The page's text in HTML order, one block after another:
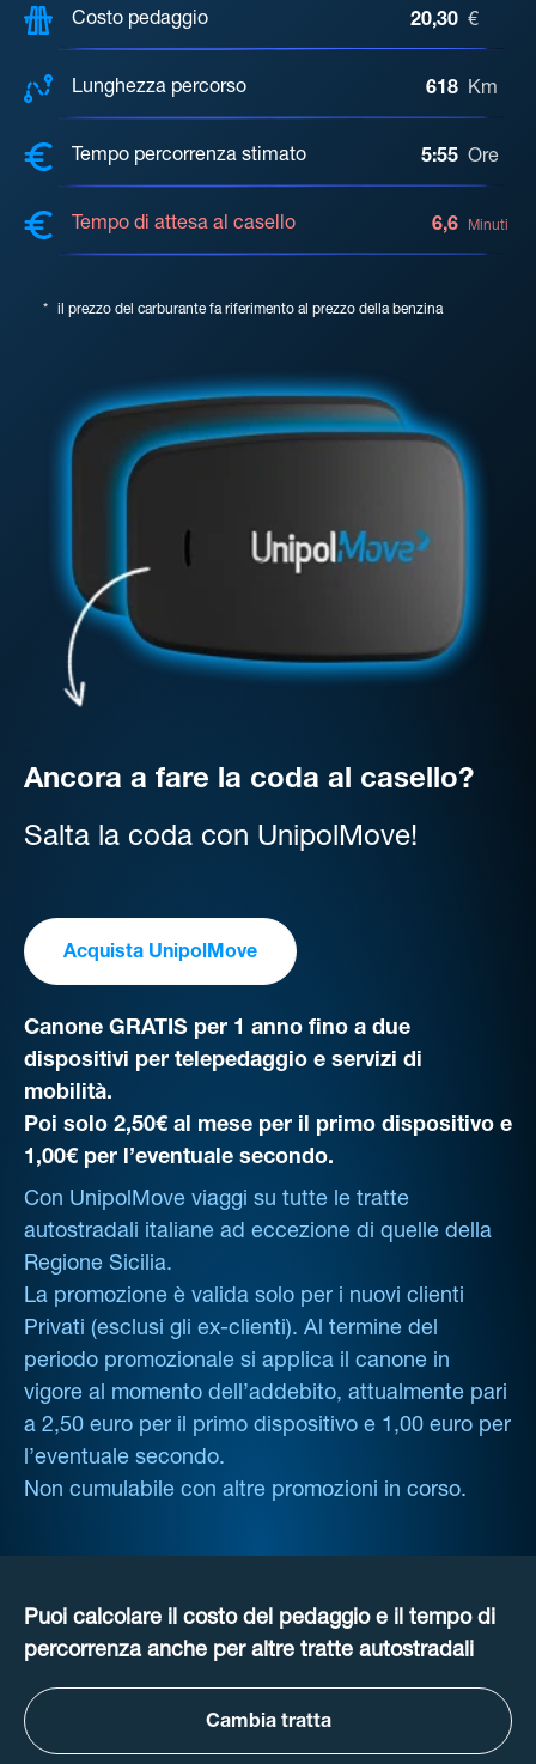
Costo pedaggio 20,30 €
Lunghezza percorso 618 Km
Tempo percorrenza stimato 5:55 Ore
Tempo di attesa al casello 6,6 Minuti
* il prezzo del carburante fa riferimento al prezzo della benzina
Ancora a fare la coda al casello?
Salta la coda con UnipolMove!
Acquista UnipolMove
Canone GRATIS per 1 anno fino a due
dispositivi per telepedaggio e servizi di
mobilità.
Poi solo 2,50€ al mese per il primo dispositivo e
1,00€ per l’eventuale secondo.
Con UnipolMove viaggi su tutte le tratte
autostradali italiane ad eccezione di quelle della
Regione Sicilia.
La promozione è valida solo per i nuovi clienti
Privati (esclusi gli ex-clienti). Al termine del
periodo promozionale si applica il canone in
vigore al momento dell’addebito, attualmente pari
a 2,50 euro per il primo dispositivo e 1,00 euro per
l’eventuale secondo.
Non cumulabile con altre promozioni in corso.
Puoi calcolare il costo del pedaggio e il tempo di
percorrenza anche per altre tratte autostradali
Cambia tratta